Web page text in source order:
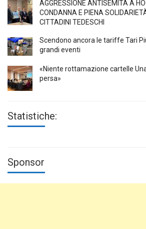
AGGRESSIONE ANTISEMITA A
CONDANNA E PIENA
CITTADINI TEDESCHI
Scendono ancora le tariffe Tari
grandi eventi
«Niente rottamazione cartelle
persa»
Statistiche:
Sponsor